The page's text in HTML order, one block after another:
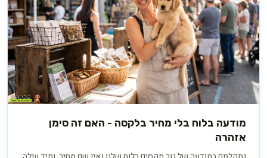
מודעה בלוח בלי מחיר בלקסה - האם זה סימן
אזהרה